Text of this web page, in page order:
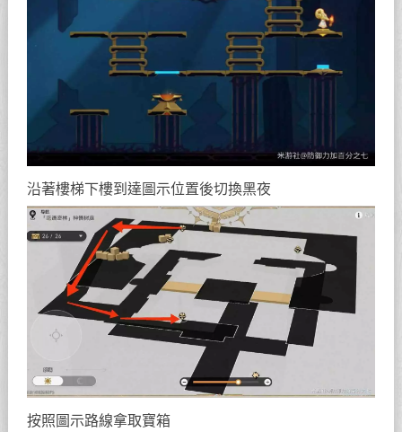
沿著樓梯下樓到達圖示位置後切換黑夜
按照圖示路線拿取寶箱